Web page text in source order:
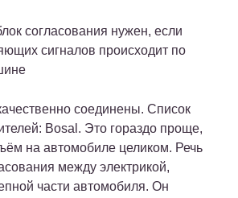
согласования нужен, если
сигналов происходит по
соединены. Список
Bosal. Это гораздо проще,
на автомобиле целиком. Речь
между электрикой,
части автомобиля. Он